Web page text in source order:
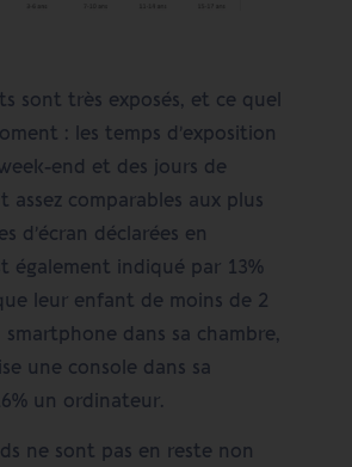
sont très exposés, et ce quel
: les temps d’exposition
end et des jours de
assez comparables aux plus
d’écran déclarées en
également indiqué par 13%
leur enfant de moins de 2
dans sa chambre,
une console dans sa
un ordinateur.
ne sont pas en reste non